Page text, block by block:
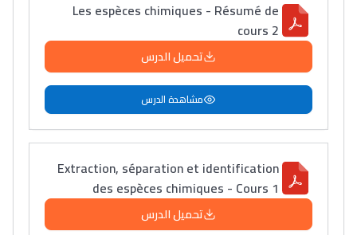
Les espèces chimiques - Résumé de
cours 2
تحميل الدرس
مشاهدة الدرس
Extraction, séparation et identification
des espèces chimiques - Cours 1
تحميل الدرس